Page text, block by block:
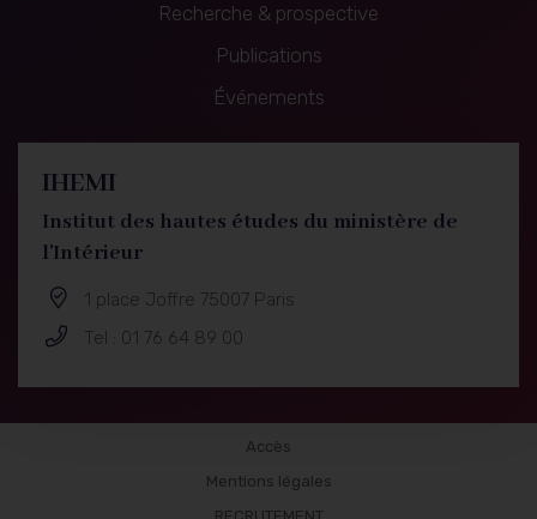
RechercheRecherche & prospective
Publications
Événements
IHEMI
Institut des hautes études du ministère de
l'Intérieur
1 place Joffre 75007 Paris
Tel : 01 76 64 89 00
Accès
Mentions légales